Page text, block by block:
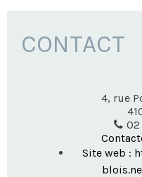
CONTACT
4, rue
02
Site web :